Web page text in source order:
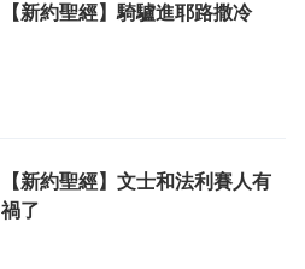
【新約聖經】騎驢進耶路撒冷
【新約聖經】文士和法利賽人有
禍了